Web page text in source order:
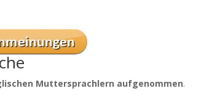
Muttersprachlern aufgenommen.